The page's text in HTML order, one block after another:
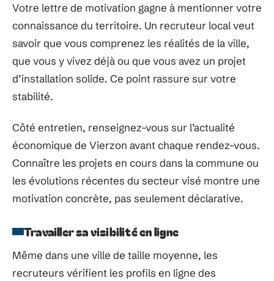
Votre lettre de motivation gagne à mentionner votre
connaissance du territoire. Un recruteur local veut
savoir que vous comprenez les réalités de la ville,
que vous y vivez déjà ou que vous avez un projet
d’installation solide. Ce point rassure sur votre
stabilité.
Côté entretien, renseignez-vous sur l’actualité
économique de Vierzon avant chaque rendez-vous.
Connaître les projets en cours dans la commune ou
les évolutions récentes du secteur visé montre une
motivation concrète, pas seulement déclarative.
Travailler sa visibilité en ligne
Même dans une ville de taille moyenne, les
recruteurs vérifient les profils en ligne des